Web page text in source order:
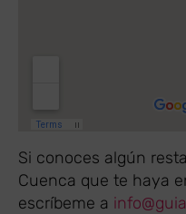
Si conoces algún
Cuenca que te haya
escríbeme a